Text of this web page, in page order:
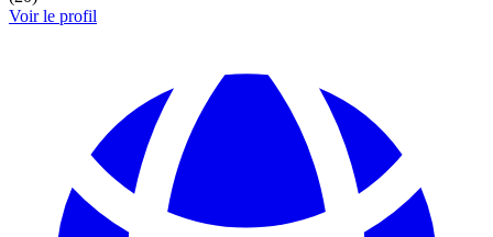
Voir le profil